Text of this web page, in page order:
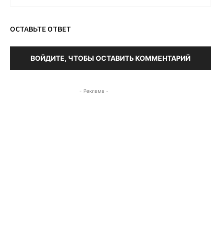
ОСТАВЬТЕ ОТВЕТ
ВОЙДИТЕ, ЧТОБЫ ОСТАВИТЬ КОММЕНТАРИЙ
- Реклама -